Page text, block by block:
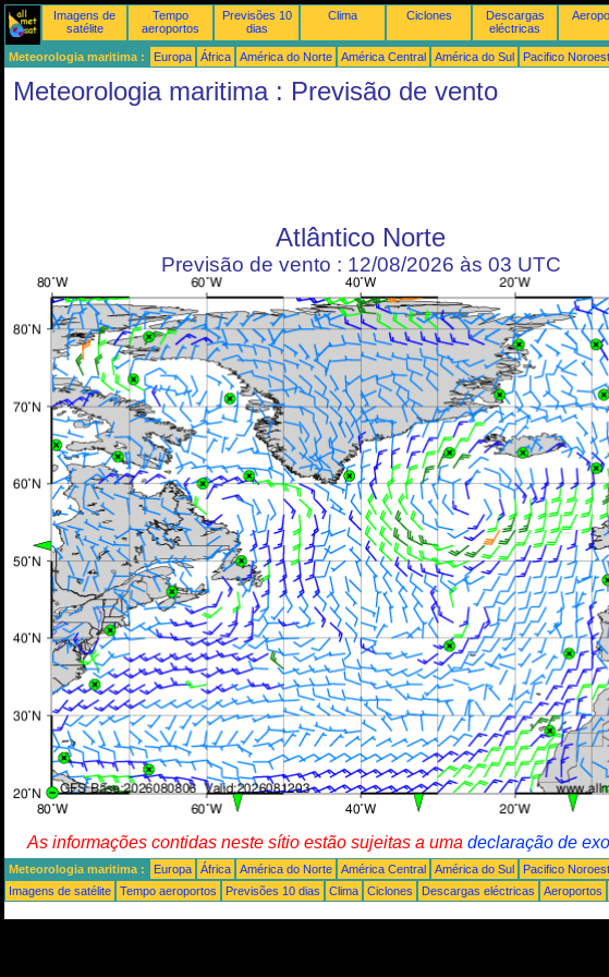
Imagens de
satélite
Tempo
aeroportos
Previsões 10
dias
Clima Ciclones
Descargas
eléctricas
Meteorologia maritima : Europa África América do Norte América Central América do Sul Pacifico
Meteorologia maritima : Previsão de vento
Atlântico Norte
Previsão de vento : 12/08/2026 às 03 UTC
As informações contidas neste sítio estão sujeitas a uma declaração de
Meteorologia maritima : Europa África América do Norte América Central América do Sul Pacifico
Imagens de satélite
Tempo aeroportos Previsões 10 dias Clima Ciclones Descargas eléctricas Aeroportos